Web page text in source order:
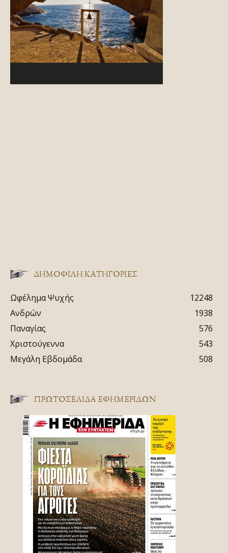
ΔΗΜΟΦΙΛΗ ΚΑΤΗΓΟΡΙΕΣ
Ωφέλημα Ψυχής
12248
Ανδρών
1938
Παναγίας
576
Χριστούγεννα
543
Μεγάλη Εβδομάδα
508
ΠΡΩΤΟΣΈΛΙΔΑ ΕΦΗΜΕΡΊΔΩΝ